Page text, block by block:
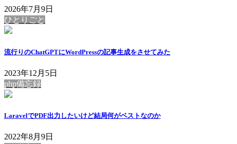
2026年7月9日
ひとりごと
流行りのChatGPTにWordPressの記事生成をさせてみた
2023年12月5日
php備忘録
LaravelでPDF出力したいけど結局何がベストなのか
2022年8月9日